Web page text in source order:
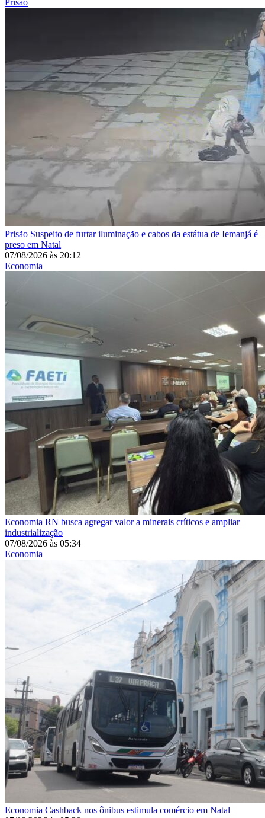
Prisão Suspeito de furtar iluminação e cabos da estátua de Iemanjá é
preso em Natal
07/08/2026 às 20:12
Economia
Economia RN busca agregar valor a minerais críticos e ampliar
industrialização
07/08/2026 às 05:34
Economia
Economia Cashback nos ônibus estimula comércio em Natal